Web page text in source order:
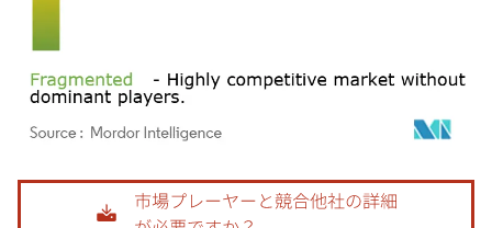
画像 © Mordor Intelligence。再利用にはCC BY 4.0の表示が必要です。